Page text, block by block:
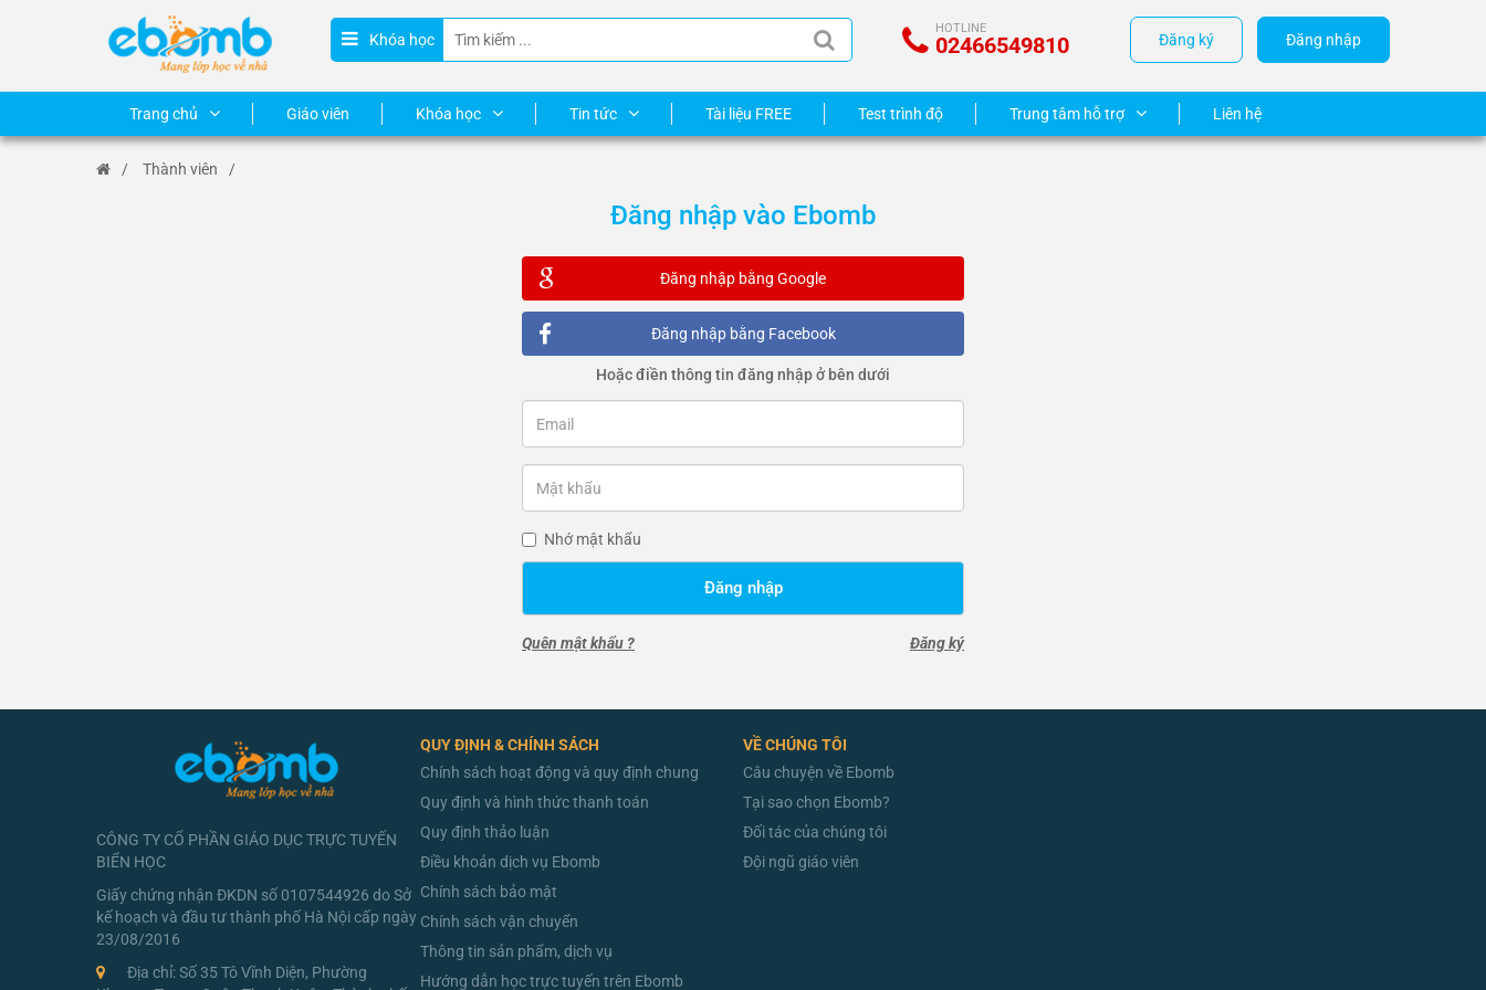
Khóa học
HOTLINE
02466549810 Đăng ký Đăng nhập
Trang chủ Giáo viên Khóa học Tin tức Tài liệu FREE Test trình độ Trung tâm hỗ trợ Liên hệ
/ Thành viên /
Đăng nhập vào Ebomb
Đăng nhập bằng Google
Đăng nhập bằng Facebook
Hoặc điền thông tin đăng nhập ở bên dưới
Nhớ mật khẩu
Đăng nhập
Quên mật khẩu ? Đăng ký
CÔNG TY CỔ PHẦN GIÁO DỤC TRỰC TUYẾN
BIỂN HỌC
Giấy chứng nhận ĐKDN số 0107544926 do Sở
kế hoạch và đầu tư thành phố Hà Nội cấp ngày
23/08/2016
Địa chỉ: Số 35 Tô Vĩnh Diện, Phường
QUY ĐỊNH & CHÍNH SÁCH
Chính sách hoạt động và quy định chung
Quy định và hình thức thanh toán
Quy định thảo luận
Điều khoản dịch vụ Ebomb
Chính sách bảo mật
Chính sách vận chuyển
Thông tin sản phẩm, dịch vụ
Hướng dẫn học trực tuyến trên Ebomb
VỀ CHÚNG TÔI
Câu chuyện về Ebomb
Tại sao chọn Ebomb?
Đối tác của chúng tôi
Đội ngũ giáo viên